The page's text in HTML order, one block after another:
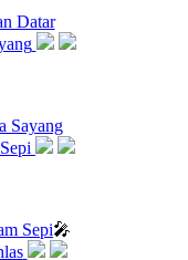
Datar
Sayang
Sepi🎤